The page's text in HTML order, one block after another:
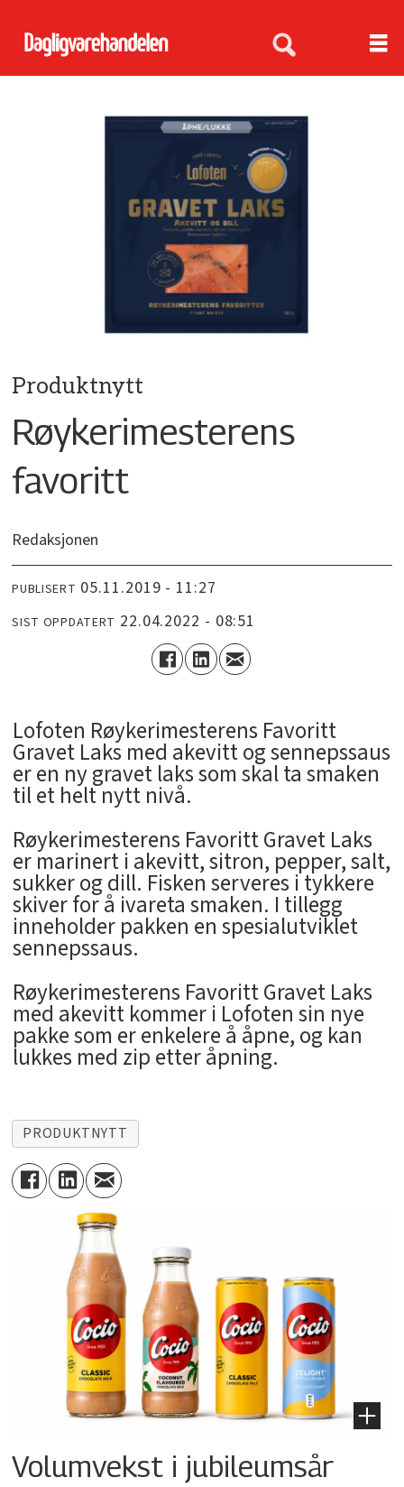
Produktnytt
Røykerimesterens
favoritt
Redaksjonen
PUBLISERT 05.11.2019 - 11:27
SIST OPPDATERT 22.04.2022 - 08:51
Lofoten Røykerimesterens Favoritt
Gravet Laks med akevitt og sennepssaus
er en ny gravet laks som skal ta smaken
til et helt nytt nivå.
Røykerimesterens Favoritt Gravet Laks
er marinert i akevitt, sitron, pepper, salt,
sukker og dill. Fisken serveres i tykkere
skiver for å ivareta smaken. I tillegg
inneholder pakken en spesialutviklet
sennepssaus.
Røykerimesterens Favoritt Gravet Laks
med akevitt kommer i Lofoten sin nye
pakke som er enkelere å åpne, og kan
lukkes med zip etter åpning.
PRODUKTNYTT
Volumvekst i jubileumsår